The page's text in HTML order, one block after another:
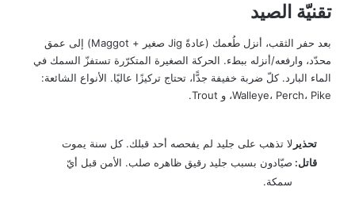
تقنيّة الصيد
بعد حفر الثقب، أنزل طُعمك (عادةً Jig صغير + Maggot) إلى عمق
محدّد، وارفعه/أنزله ببطء. الحركة الصغيرة المتكرّرة تستفزّ السمك في
الماء البارد. كلّ ضربة خفيفة جدًّا، تحتاج تركيزًا عاليًا. الأنواع الشائعة:
Walleye، Perch، Pike، و Trout.
تحذير
قاتل:
لا تذهب على جليد لم يفحصه أحد قبلك. كل سنة يموت
صيّادون بسبب جليد رقيق ظاهره صلب. الأمن قبل أيّ
سمكة.